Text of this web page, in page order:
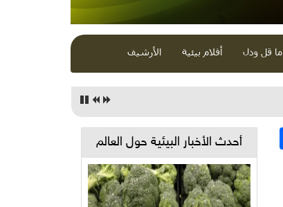
ما قل ودل أفلام بيئية الأرشيف
أحدث الأخبار البيئية حول العالم